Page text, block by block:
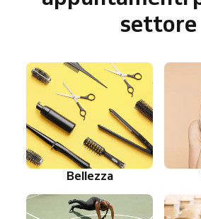
settore
Bellezza